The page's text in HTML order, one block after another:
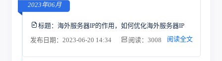
2023年06月
标题： 海外服务器IP的作用，如何优化海外服务器IP
发布日期：2023-06-20 14:34
阅读：3008 阅读全文